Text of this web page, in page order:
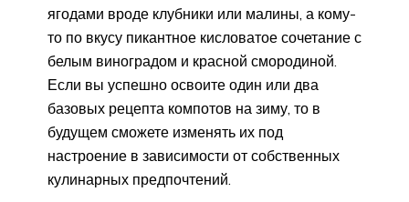
ягодами вроде клубники или малины, а кому-
то по вкусу пикантное кисловатое сочетание с
белым виноградом и красной смородиной.
Если вы успешно освоите один или два
базовых рецепта компотов на зиму, то в
будущем сможете изменять их под
настроение в зависимости от собственных
кулинарных предпочтений.